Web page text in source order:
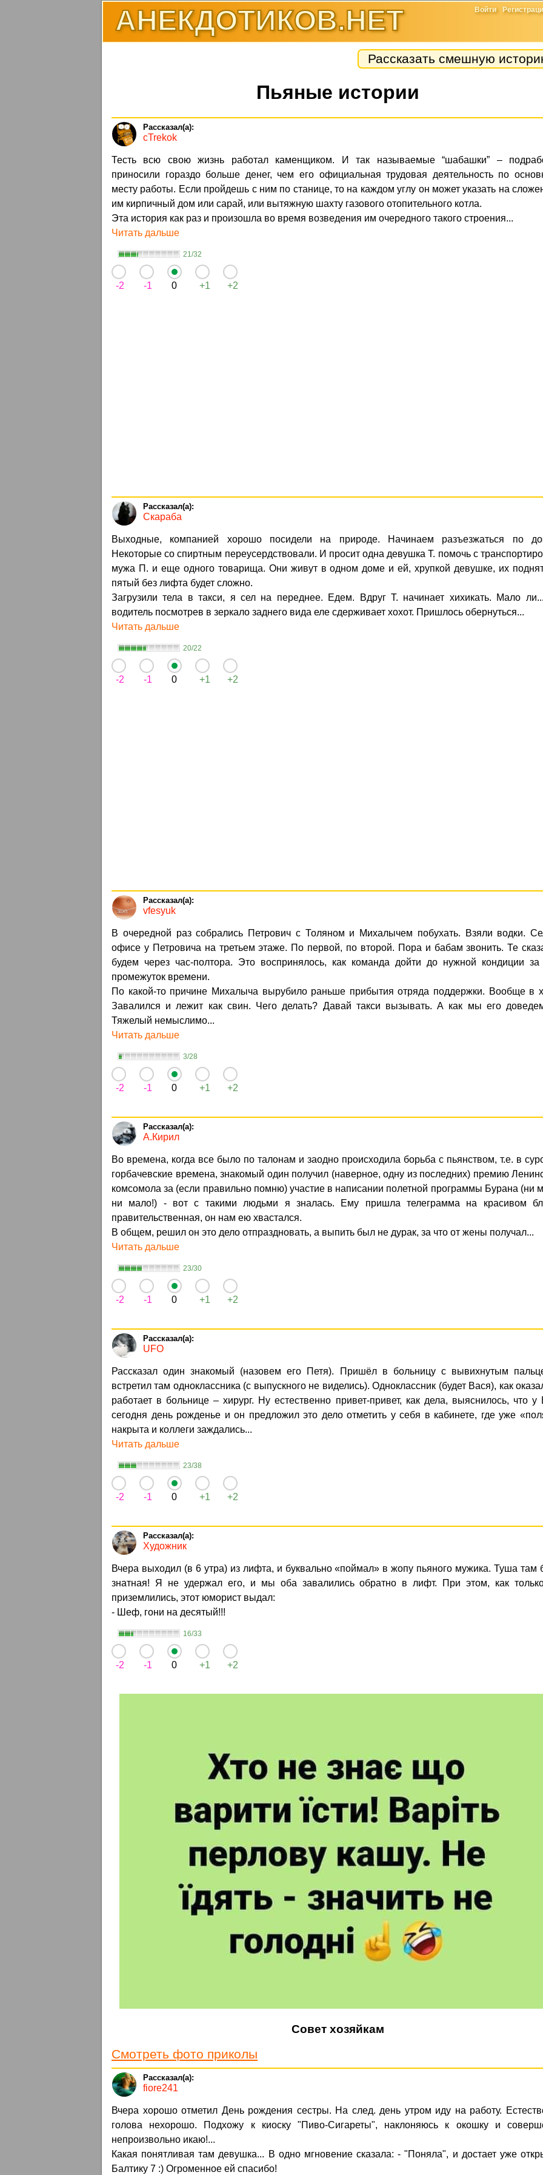
АНЕКДОТИКОВ.НЕТ Войти
Рассказать смешную
Пьяные истории
cTrekok
Тесть всю свою жизнь работал каменщиком. И так называемые “шабашки” –
приносили гораздо больше денег, чем его официальная трудовая деятельность по
месту работы. Если пройдешь с ним по станице, то на каждом углу он может указать на
им кирпичный дом или сарай, или вытяжную шахту газового отопительного котла.
Эта история как раз и произошла во время возведения им очередного такого строения...
Читать дальше
21/32
-2 -1 0 +1 +2
Скараба
Выходные, компанией хорошо посидели на природе. Начинаем разъезжаться по
Некоторые со спиртным переусердствовали. И просит одна девушка Т. помочь с
мужа П. и еще одного товарища. Они живут в одном доме и ей, хрупкой девушке, их
пятый без лифта будет сложно.
Загрузили тела в такси, я сел на переднее. Едем. Вдруг Т. начинает хихикать. Мало
водитель посмотрев в зеркало заднего вида еле сдерживает хохот. Пришлось обернуться...
Читать дальше
20/22
-2 -1 0 +1 +2
vfesyuk
В очередной раз собрались Петрович с Толяном и Михалычем побухать. Взяли водки.
офисе у Петровича на третьем этаже. По первой, по второй. Пора и бабам звонить. Те
будем через час-полтора. Это воспринялось, как команда дойти до нужной кондиции за
промежуток времени.
По какой-то причине Михалыча вырубило раньше прибытия отряда поддержки. Вообще в
Завалился и лежит как свин. Чего делать? Давай такси вызывать. А как мы его
Тяжелый немыслимо...
Читать дальше
3/28
-2 -1 0 +1 +2
А.Кирил
Во времена, когда все было по талонам и заодно происходила борьба с пьянством, т.е. в
горбачевские времена, знакомый один получил (наверное, одну из последних) премию
комсомола за (если правильно помню) участие в написании полетной программы Бурана (ни
ни мало!) - вот с такими людьми я зналась. Ему пришла телеграмма на красивом
правительственная, он нам ею хвастался.
В общем, решил он это дело отпраздновать, а выпить был не дурак, за что от жены получал...
Читать дальше
23/30
-2 -1 0 +1 +2
UFO
Рассказал один знакомый (назовем его Петя). Пришёл в больницу с вывихнутым
встретил там одноклассника (с выпускного не виделись). Одноклассник (будет Вася), как
работает в больнице – хирург. Ну естественно привет-привет, как дела, выяснилось, что у
сегодня день рожденье и он предложил это дело отметить у себя в кабинете, где уже
накрыта и коллеги заждались...
Читать дальше
23/38
-2 -1 0 +1 +2
Художник
Вчера выходил (в 6 утра) из лифта, и буквально «поймал» в жопу пьяного мужика. Туша там
знатная! Я не удержал его, и мы оба завалились обратно в лифт. При этом, как
приземлились, этот юморист выдал:
- Шеф, гони на десятый!!!
16/33
-2 -1 0 +1 +2
Совет хозяйкам
Смотреть фото приколы
fiore241
Вчера хорошо отметил День рождения сестры. На след. день утром иду на работу.
голова нехорошо. Подхожу к киоску "Пиво-Сигареты", наклоняюсь к окошку и
непроизвольно икаю!...
Какая понятливая там девушка... В одно мгновение сказала: - "Поняла", и достает уже
Балтику 7 :) Огроменное ей спасибо!